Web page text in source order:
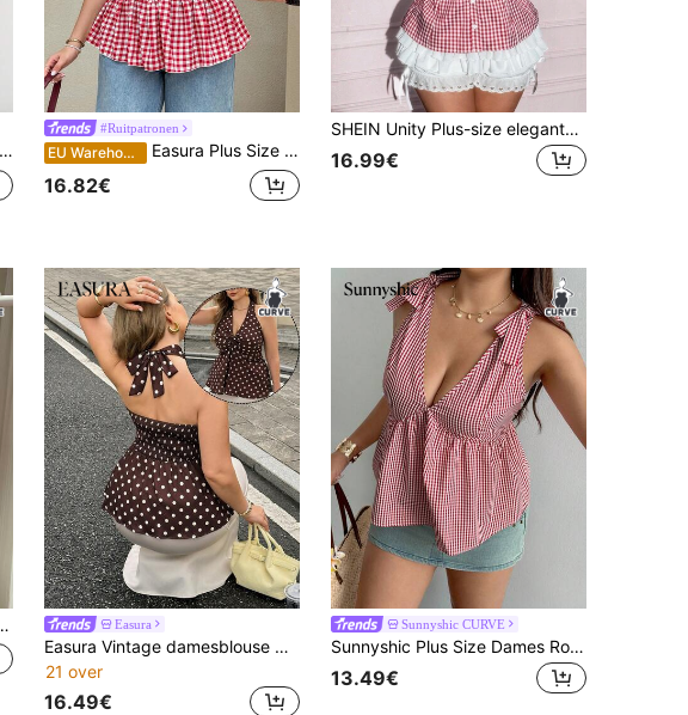
#Ruitpatronen
EU Warehouse Easura Plus Size Vintage Ruitjes Blouse met Vierkante Hals, Casual Blouse met Pofmouwen, Trekkoord, Ruches en Uitlopende Zoom, Plus Size Vintage Ruitjes Blouse met Vierkante Hals, Casual Blouse met Pofmouwen, Trekkoord, Ruches en Uitlopende Zoom, Schattige Plus Size Ruitjes Blouse met Vierkante Hals en Korte Mouwen, Vintage Casual Dagelijkse Poppenblouse met Trekkoord in de Taille voor Dames
16.82€
SHEIN Unity Plus-size elegante geruite blouse met pofmouwen en getailleerde taille, Valentijn
16.99€
Easura
Easura Vintage damesblouse met stippen en halternek in grote maten
21 over
16.49€
Sunnyshic CURVE
Sunnyshic Plus Size Dames Rood-Witte Geruite Top met Strik, Zomerse V-Hals Blouse met Getailleerde Taille, Ruchezoom, Slankmakend, Mouwloos, Diepe V-Hals, Rugloos, Schouderstrik Decoratie, Casual Alledaagse Korte Cropped Mouwloze Shirt
13.49€